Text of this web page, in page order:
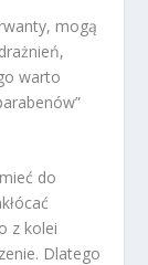
mogą
warto
do
z kolei
Dlatego